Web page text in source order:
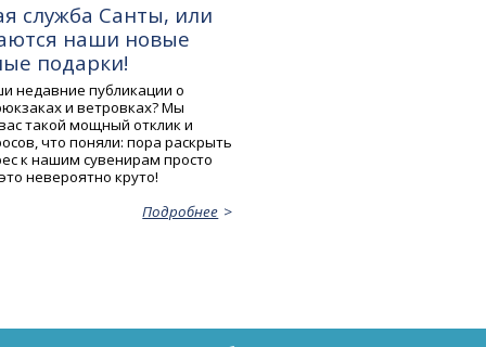
служба Санты, или
наши новые
подарки!
недавние публикации о
и ветровках? Мы
такой мощный отклик и
что поняли: пора раскрыть
к нашим сувенирам просто
невероятно круто!
Подробнее